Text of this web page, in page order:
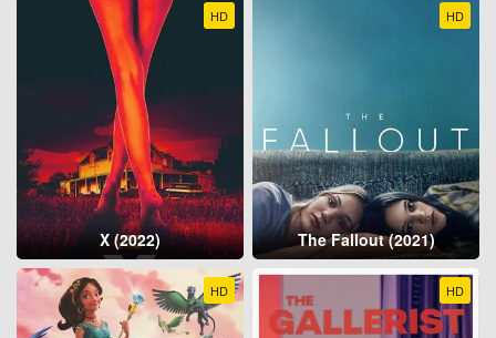
HD
X (2022)
HD
The Fallout (2021)
HD HD